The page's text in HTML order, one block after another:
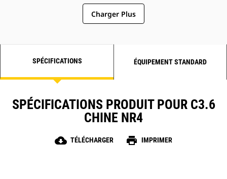
Charger Plus
SPÉCIFICATIONS ÉQUIPEMENT STANDARD
SPÉCIFICATIONS PRODUIT POUR C3.6
CHINE NR4
cloud_download TÉLÉCHARGER print IMPRIMER